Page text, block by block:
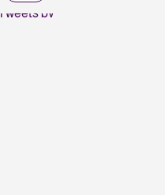
Tweets by